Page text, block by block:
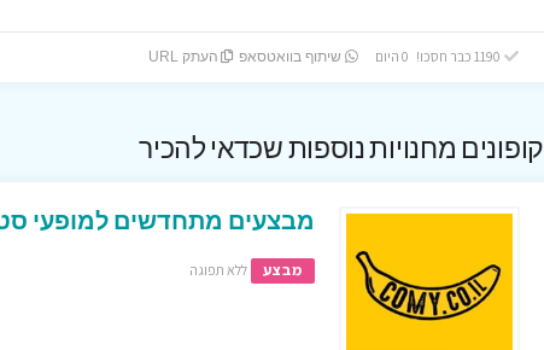
שיתוף בוואטסאפ העתק URL
קופונים מחנויות נוספות שכדאי להכיר
מבצעים מתחדשים למופעי
מבצע ללא תפוגה